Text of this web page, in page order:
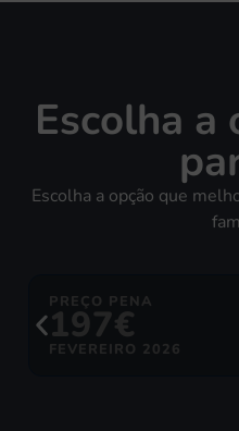
Escolha a
Escolha a opção que
PREÇO PENA
197€
FEVEREIRO 2026